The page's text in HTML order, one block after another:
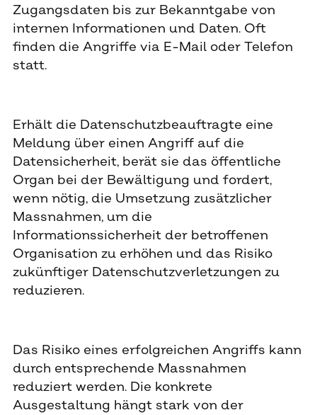
Zugangsdaten bis zur Bekanntgabe von
internen Informationen und Daten. Oft
finden die Angriffe via E-Mail oder Telefon
statt.
Erhält die Datenschutzbeauftragte eine
Meldung über einen Angriff auf die
Datensicherheit, berät sie das öffentliche
Organ bei der Bewältigung und fordert,
wenn nötig, die Umsetzung zusätzlicher
Massnahmen, um die
Informationssicherheit der betroffenen
Organisation zu erhöhen und das Risiko
zukünftiger Datenschutzverletzungen zu
reduzieren.
Das Risiko eines erfolgreichen Angriffs kann
durch entsprechende Massnahmen
reduziert werden. Die konkrete
Ausgestaltung hängt stark von der